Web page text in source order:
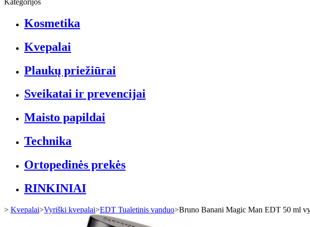
Kosmetika
Kvepalai
Plaukų priežiūrai
Sveikatai ir prevencijai
Maisto papildai
Technika
Ortopedinės prekės
RINKINIAI
> Kvepalai>Vyriški kvepalai>EDT Tualetinis vanduo>Bruno Banani Magic Man EDT 50 ml